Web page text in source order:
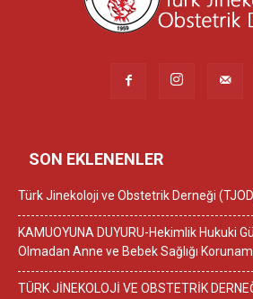
SON EKLENENLER
Türk Jinekoloji ve Obstetrik Derneği
KAMUOYUNA DUYURU-Hekimlik Hukuki
Olmadan Anne ve Bebek Sağlığı
TÜRK JİNEKOLOJİ VE OBSTETRİK